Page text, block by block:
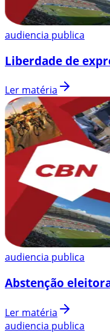
audiencia publica
Liberdade de
Ler matéria
audiencia publica
Abstenção
Ler matéria
audiencia publica